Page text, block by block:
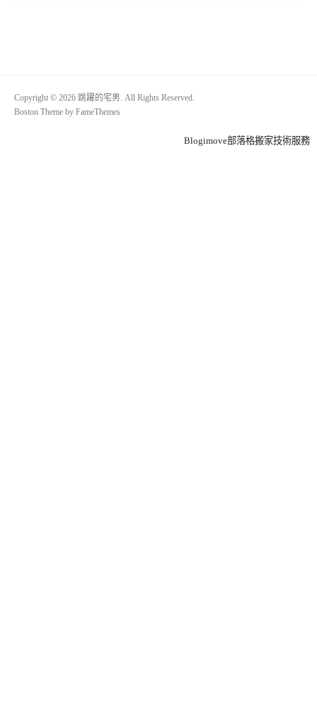
Copyright © 2026 跳躍的宅男. All Rights Reserved.
Boston Theme by FameThemes
Blogimove部落格搬家技術服務